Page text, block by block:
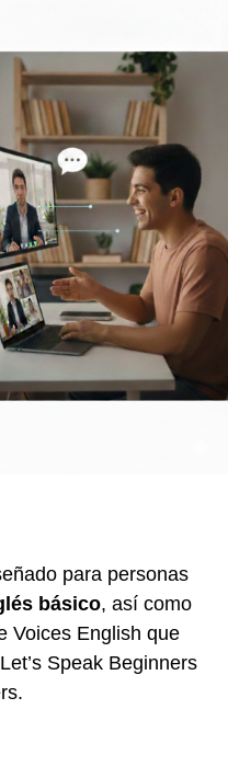
para personas
básico, así como
Voices English que
Speak Beginners